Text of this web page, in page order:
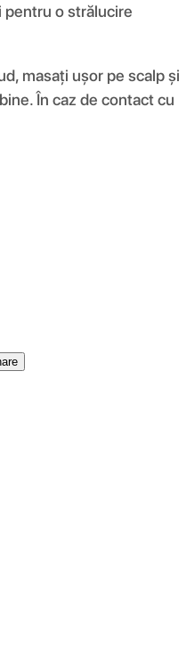
o strălucire
masați ușor pe scalp și
În caz de contact cu